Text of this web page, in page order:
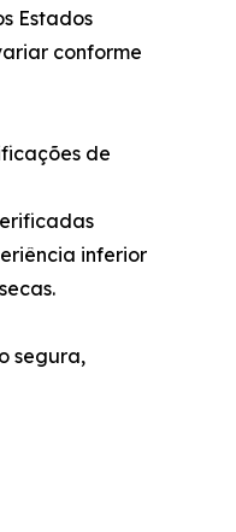
Estados
conforme
de
inferior
segura,